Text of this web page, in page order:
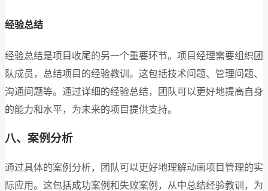
经验总结
经验总结是项目收尾的另一个重要环节。项目经理需要组织团
队成员，总结项目的经验教训。这包括技术问题、管理问题、
沟通问题等。通过详细的经验总结，团队可以更好地提高自身
的能力和水平，为未来的项目提供支持。
八、案例分析
通过具体的案例分析，团队可以更好地理解动画项目管理的实
际应用。这包括成功案例和失败案例，从中总结经验教训，为